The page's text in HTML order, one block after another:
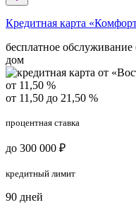
Кредитная карта
бесплатное обслуживание
дом
от 11,50 %
от 11,50 до 21,50 %
процентная ставка
до 300 000 ₽
кредитный лимит
90 дней